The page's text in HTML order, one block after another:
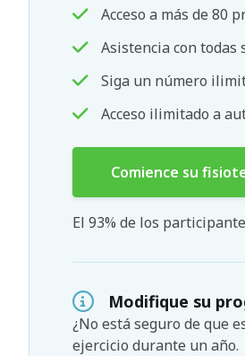
Acceso a más de 80
Asistencia con todas
Siga un número
Acceso ilimitado a
Comience su
El 93% de los
Modifique su
¿No está seguro de que
ejercicio durante un año.